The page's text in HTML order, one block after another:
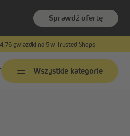
Sprawdź ofertę
4,76 gwiazdki na 5 w Trusted Shops
Wszystkie kategorie